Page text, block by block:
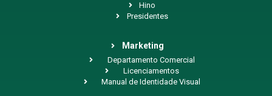
Hino
Presidentes
Marketing
Departamento Comercial
Licenciamentos
Manual de Identidade Visual